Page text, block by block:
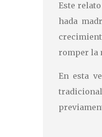
Este
hada
romper la
En esta